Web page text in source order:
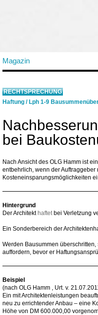
Magazin
RECHTSPRECHUNG
Haftung / Lph 1-9
bei
Nach Ansicht des OLG Hamm ist
entbehrlich, wenn der
Kosteneinsparungsmöglichkeiten
Hintergrund
Der Architekt haftetbei Verletzung
Ein Sonderbereich der
Werden Bausummen
auffordern, bevor er
Beispiel
(nach OLG Hamm , Urt. v.
Ein mit Architektenleistungen
neu zu errichtender Anbau – eine
Höhe von DM 600.000,00